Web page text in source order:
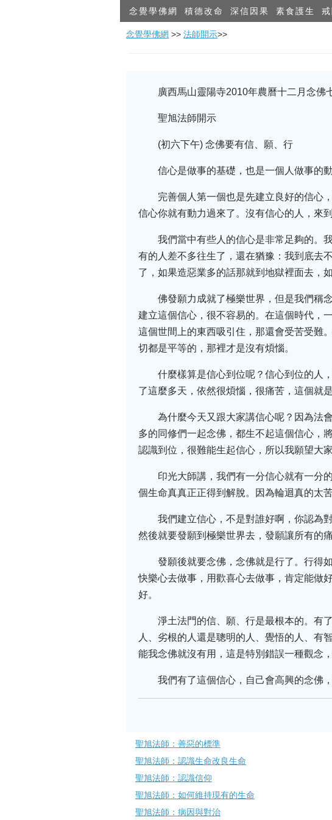
念覺學佛網 積德改命 深信因果 素食護生
念覺學佛網 >> 法師開示>>
廣西馬山靈陽寺2010年農曆十二月念佛
聖旭法師開示
(初六下午) 念佛要有信、願、行
信心是做事的基礎，也是一個人做事的
完善個人第一個也是先建立良好的信心
信心你就有動力過來了。沒有信心的人，來
我們當中有些人的信心是非常足夠的。
有的人差不多往生了，還在猶豫：我到底去
了，如果造惡業多的話那就到地獄裡面去，
佛發願力成就了極樂世界，但是我們稱
建立這個信心，很不容易的。在這個時代，
這個世間上的東西吸引住，那還會受苦受難
切都是平等的，那裡才是沒有煩惱。
什麼樣算是信心到位呢？信心到位的人
了這麼多天，依然很煩惱，很痛苦，這個就是
為什麼今天又跟大家講信心呢？因為法
多的同修們一起念佛，都生不起這個信心，
認識到位，很難能生起信心，所以我願望大
印光大師講，我們有一分信心就有一分
個生命真真正正得到解脫。因為輪迴真的太
我們建立信心，不是對誰好啊，你認為
然後就要發願到極樂世界去，發願讓所有的
發願後就要念佛，念佛就是行了。行得
快樂心去做事，用歡喜心去做事，肯定能做
好。
淨土法門的信、願、行是最根本的。有
人、劣根的人還是聰明的人、覺悟的人、有
能我念佛就沒有用，這是特別錯誤一種觀念
我們有了這個信心，自己會高興的念佛
聖旭法師：善惡的標準
聖旭法師：認識生命改良生命
聖旭法師：認識信仰
聖旭法師：如何維持現有的生命
聖旭法師：病因與對治